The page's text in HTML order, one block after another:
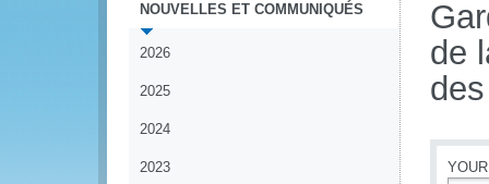
NOUVELLES ET COMMUNIQUÉS
2026
2025
2024
2023
de